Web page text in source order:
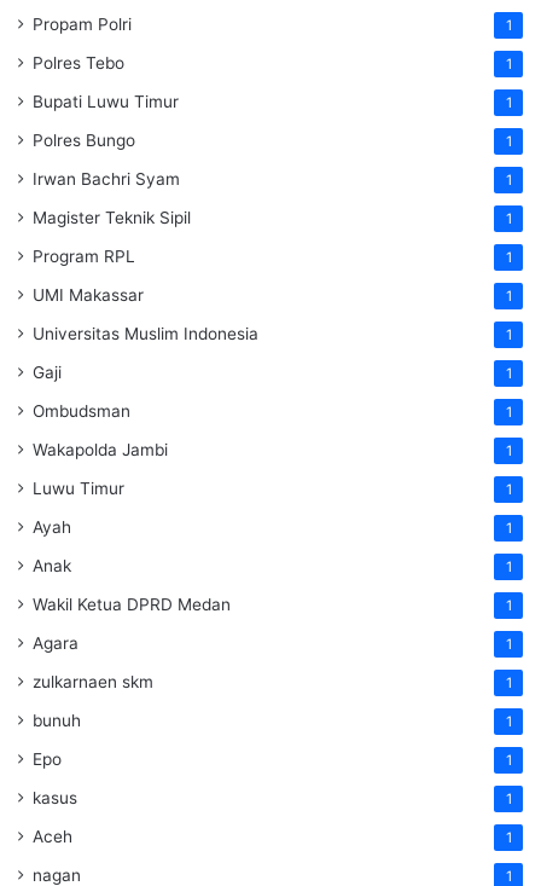
Propam Polri 1
Polres Tebo 1
Bupati Luwu Timur 1
Polres Bungo 1
Irwan Bachri Syam 1
Magister Teknik Sipil 1
Program RPL 1
UMI Makassar 1
Universitas Muslim Indonesia 1
Gaji 1
Ombudsman 1
Wakapolda Jambi 1
Luwu Timur 1
Ayah 1
Anak 1
Wakil Ketua DPRD Medan 1
Agara 1
zulkarnaen skm 1
bunuh 1
Epo 1
kasus 1
Aceh 1
nagan 1